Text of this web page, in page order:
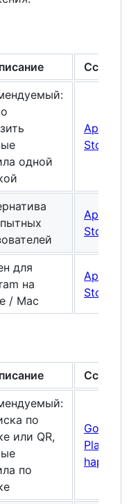
Ссылка
одной
App
Store
App
Store
для
на
/ Mac
App
Store
Ссылка
по
или QR,
по
Google
Play
happ.su